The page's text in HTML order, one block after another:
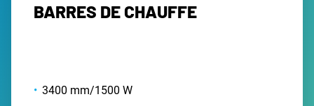
BARRES DE CHAUFFE
3400 mm/1500 W